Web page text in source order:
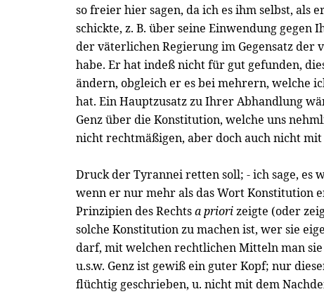
so freier hier sagen, da ich es ihm selbst, als
schickte, z. B. über seine Einwendung gegen
der väterlichen Regierung im Gegensatz der
habe. Er hat indeß nicht für gut gefunden,
ändern, obgleich er es bei mehrern, welche
hat. Ein Hauptzusatz zu Ihrer Abhandlung
Genz über die Konstitution, welche uns
nicht rechtmäßigen, aber doch auch nicht
Druck der Tyrannei retten soll; - ich sage, es
wenn er nur mehr als das Wort Konstitution
Prinzipien des Rechtsa priorizeigte (oder
solche Konstitution zu machen ist, wer sie
darf, mit welchen rechtlichen Mitteln man
u.s.w. Genz ist gewiß ein guter Kopf; nur
flüchtig geschrieben, u. nicht mit dem